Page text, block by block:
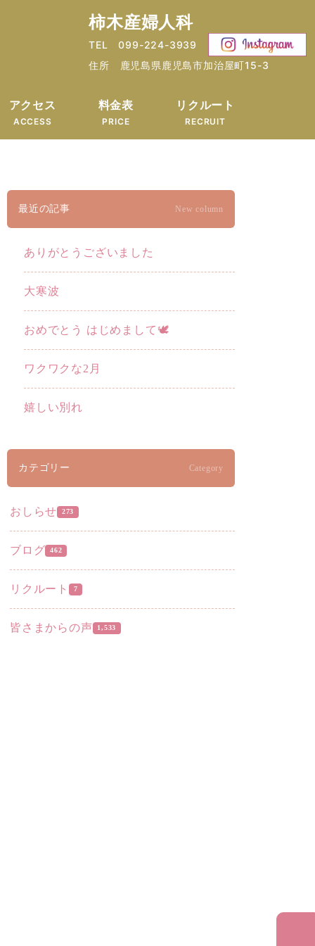
柿木産婦人科
TEL 099-224-3939
住所 鹿児島県鹿児島市加治屋町15-3
アクセス
ACCESS
料金表
PRICE
リクルート
RECRUIT
最近の記事 New column
ありがとうございました
大寒波
おめでとう はじめまして🕊️
ワクワクな2月
嬉しい別れ
カテゴリー Category
おしらせ 273
ブログ 462
リクルート 7
皆さまからの声 1,533